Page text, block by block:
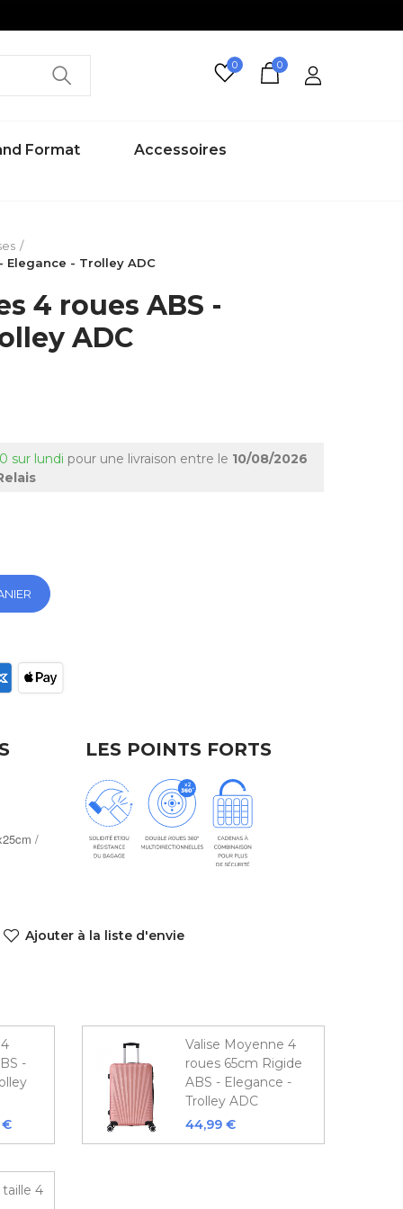
0 0
Format
Accessoires
Elegance - Trolley ADC
4 roues ABS -
ADC
sur lundi pour une livraison entre le 10/08/2026
/
LES POINTS FORTS
Ajouter à la liste d'envie
-
€
Valise Moyenne 4
roues 65cm Rigide
ABS - Elegance -
Trolley ADC
44,99 €
taille 4